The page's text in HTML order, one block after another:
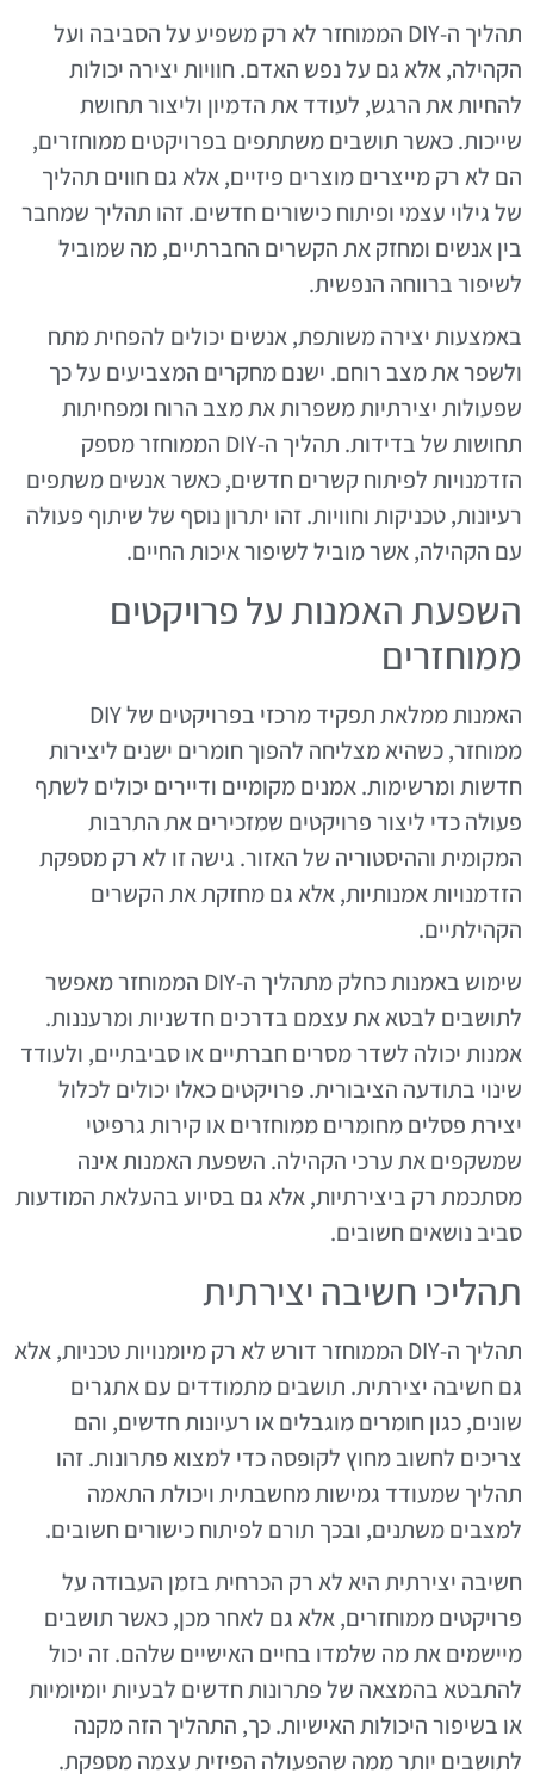
תהליך ה-DIY הממוחזר לא רק משפיע על הסביבה ועל
הקהילה, אלא גם על נפש האדם. חוויות יצירה יכולות
להחיות את הרגש, לעודד את הדמיון וליצור תחושת
שייכות. כאשר תושבים משתתפים בפרויקטים ממוחזרים,
הם לא רק מייצרים מוצרים פיזיים, אלא גם חווים תהליך
של גילוי עצמי ופיתוח כישורים חדשים. זהו תהליך שמחבר
בין אנשים ומחזק את הקשרים החברתיים, מה שמוביל
לשיפור ברווחה הנפשית.
באמצעות יצירה משותפת, אנשים יכולים להפחית מתח
ולשפר את מצב רוחם. ישנם מחקרים המצביעים על כך
שפעולות יצירתיות משפרות את מצב הרוח ומפחיתות
תחושות של בדידות. תהליך ה-DIY הממוחזר מספק
הזדמנויות לפיתוח קשרים חדשים, כאשר אנשים משתפים
רעיונות, טכניקות וחוויות. זהו יתרון נוסף של שיתוף פעולה
עם הקהילה, אשר מוביל לשיפור איכות החיים.
השפעת האמנות על פרויקטים
ממוחזרים
האמנות ממלאת תפקיד מרכזי בפרויקטים של DIY
ממוחזר, כשהיא מצליחה להפוך חומרים ישנים ליצירות
חדשות ומרשימות. אמנים מקומיים ודיירים יכולים לשתף
פעולה כדי ליצור פרויקטים שמזכירים את התרבות
המקומית וההיסטוריה של האזור. גישה זו לא רק מספקת
הזדמנויות אמנותיות, אלא גם מחזקת את הקשרים
הקהילתיים.
שימוש באמנות כחלק מתהליך ה-DIY הממוחזר מאפשר
לתושבים לבטא את עצמם בדרכים חדשניות ומרעננות.
אמנות יכולה לשדר מסרים חברתיים או סביבתיים, ולעודד
שינוי בתודעה הציבורית. פרויקטים כאלו יכולים לכלול
יצירת פסלים מחומרים ממוחזרים או קירות גרפיטי
שמשקפים את ערכי הקהילה. השפעת האמנות אינה
מסתכמת רק ביצירתיות, אלא גם בסיוע בהעלאת המודעות
סביב נושאים חשובים.
תהליכי חשיבה יצירתית
תהליך ה-DIY הממוחזר דורש לא רק מיומנויות טכניות, אלא
גם חשיבה יצירתית. תושבים מתמודדים עם אתגרים
שונים, כגון חומרים מוגבלים או רעיונות חדשים, והם
צריכים לחשוב מחוץ לקופסה כדי למצוא פתרונות. זהו
תהליך שמעודד גמישות מחשבתית ויכולת התאמה
למצבים משתנים, ובכך תורם לפיתוח כישורים חשובים.
חשיבה יצירתית היא לא רק הכרחית בזמן העבודה על
פרויקטים ממוחזרים, אלא גם לאחר מכן, כאשר תושבים
מיישמים את מה שלמדו בחיים האישיים שלהם. זה יכול
להתבטא בהמצאה של פתרונות חדשים לבעיות יומיומיות
או בשיפור היכולות האישיות. כך, התהליך הזה מקנה
לתושבים יותר ממה שהפעולה הפיזית עצמה מספקת.